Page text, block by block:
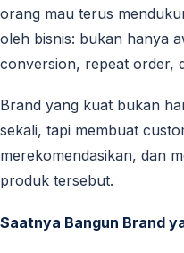
orang mau terus
oleh bisnis: bukan hanya
conversion, repeat order,
Brand yang kuat bukan
sekali, tapi membuat
merekomendasikan, dan
produk tersebut.
Saatnya Bangun Brand